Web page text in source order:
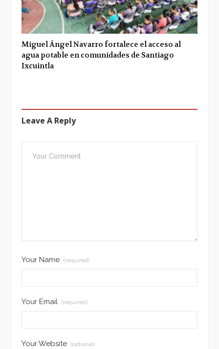
Miguel Ángel Navarro fortalece el acceso al
agua potable en comunidades de Santiago
Ixcuintla
Leave A Reply
Your Name (required)
Your Email (required)
Your Website (optional)